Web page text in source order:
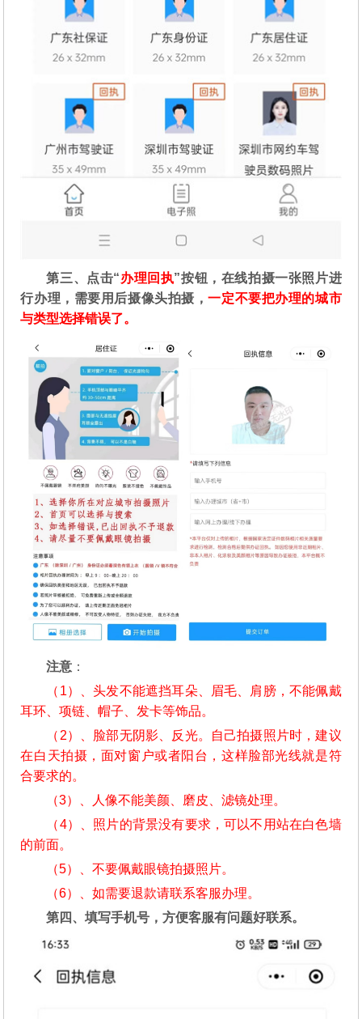
第三、点击“办理回执”按钮，在线拍摄一张照片进
行办理，需要用后摄像头拍摄，一定不要把办理的城市
与类型选择错误了。
注意 ：
（1）、头发不能遮挡耳朵、眉毛、肩膀，不能佩戴
耳环、项链、帽子、发卡等饰品。
（2）、脸部无阴影、反光。自己拍摄照片时，建议
在白天拍摄，面对窗户或者阳台，这样脸部光线就是符
合要求的。
（3）、人像不能美颜、磨皮、滤镜处理。
（4）、照片的背景没有要求，可以不用站在白色墙
的前面。
（5）、不要佩戴眼镜拍摄照片。
（6）、如需要退款请联系客服办理。
第四、填写手机号，方便客服有问题好联系。